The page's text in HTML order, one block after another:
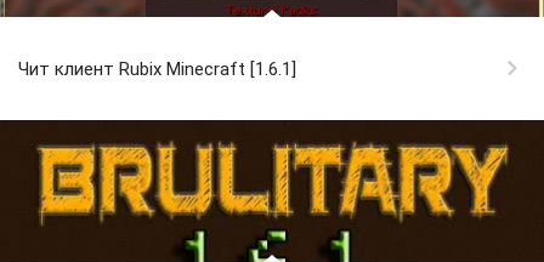
Чит клиент Rubix Minecraft [1.6.1]